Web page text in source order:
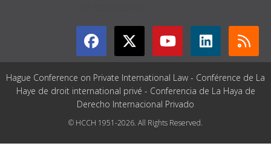
Hague Conference on Private International Law - Conférence de La
Haye de droit international privé - Conferencia de La Haya de
Derecho Internacional Privado
© HCCH 1951-2026. All Rights Reserved.